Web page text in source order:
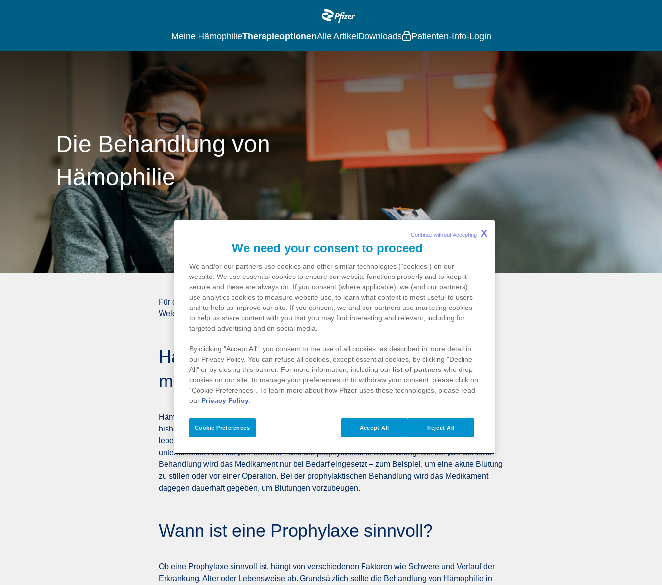
Direkt
Main
navigation
Meine HämophilieTherapieoptionenAlle Artikel Downloads Patienten-Info-Login
Die Behandlung von
Hämophilie
Für die Behandlung der Blutungsstörung Hämophilie gibt es unterschiedliche Therapieansätze.
Welche Therapie am besten zu dir passt, kannst du hier herausfinden.
Hämophilie ist bisher nicht heilbar, aber
medikamentös gut kontrollierbar
Hämophilie ist eine genetisch bedingte Erkrankung, die lebenslang besteht. Das heißt, es gibt
bisher keine dauerhafte Heilung der Hämophilie. Vielmehr ist in den meisten Fällen eine
lebenslange Behandlung dieser Blutungsstörung mit Medikamenten notwendig. Grundsätzlich
unterscheidet man die „On-demand-“ und die prophylaktische Behandlung. Bei der „On-demand“-
Behandlung wird das Medikament nur bei Bedarf eingesetzt – zum Beispiel, um eine akute Blutung
zu stillen oder vor einer Operation. Bei der prophylaktischen Behandlung wird das Medikament
dagegen dauerhaft gegeben, um Blutungen vorzubeugen.
Wann ist eine Prophylaxe sinnvoll?
Ob eine Prophylaxe sinnvoll ist, hängt von verschiedenen Faktoren wie Schwere und Verlauf der
Erkrankung, Alter oder Lebensweise ab. Grundsätzlich sollte die Behandlung von Hämophilie in
We need your consent to proceed
We and/or our partners use cookies and other similar technologies (“cookies”) on our
website. We use essential cookies to ensure our website functions properly and to keep it
secure and these are always on. If you consent (where applicable), we (and our partners),
use analytics cookies to measure website use, to learn what content is most useful to users
and to help us improve our site. If you consent, we and our partners use marketing cookies
to help us share content with you that you may find interesting and relevant, including for
targeted advertising and on social media.
By clicking "Accept All", you consent to the use of all cookies, as described in more detail in
our Privacy Policy. You can refuse all cookies, except essential cookies, by clicking "Decline
All" or by closing this banner. For more information, including our list of partners who drop
cookies on our site, to manage your preferences or to withdraw your consent, please click on
“Cookie Preferences”. To learn more about how Pfizer uses these technologies, please read
our Privacy Policy
Cookie Preferences Reject All
Accept All
Continue without Accepting X